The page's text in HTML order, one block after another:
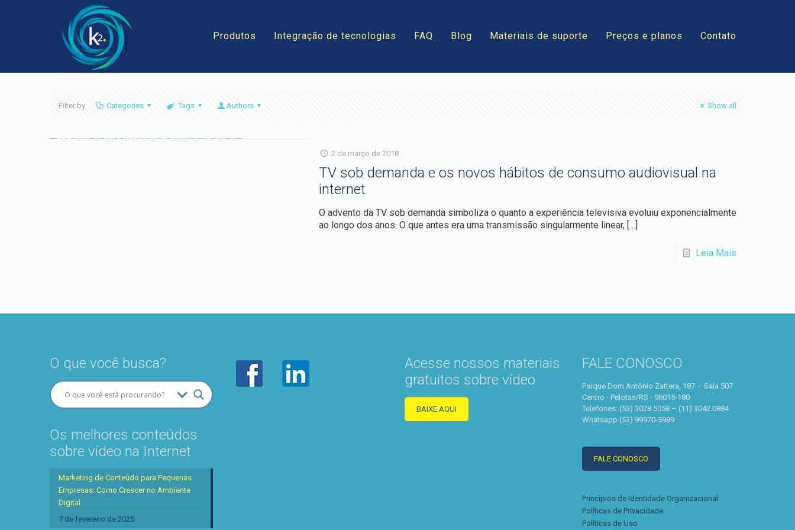
Produtos Integração de tecnologias FAQ Blog Materiais de suporte Preços e planos Contato
Filter by Categories Tags Authors Show all
2 de março de 2018
TV sob demanda e os novos hábitos de consumo audiovisual na
internet
O advento da TV sob demanda simboliza o quanto a experiência televisiva evoluiu exponencialmente
ao longo dos anos. O que antes era uma transmissão singularmente linear, […]
Leia Mais
O que você busca?
Os melhores conteúdos
sobre vídeo na Internet
Marketing de Conteúdo para Pequenas
Empresas: Como Crescer no Ambiente
Digital
7 de fevereiro de 2025
Acesse nossos materiais
gratuitos sobre vídeo
BAIXE AQUI
FALE CONOSCO
Parque Dom Antônio Zattera, 187 – Sala 507
Centro - Pelotas/RS - 96015-180
Telefones: (53) 3028.5058 – (11) 3042.0884
Whatsapp (53) 99970-5989
FALE CONOSCO
Princípios de Identidade Organizacional
Políticas de Privacidade
Políticas de Uso